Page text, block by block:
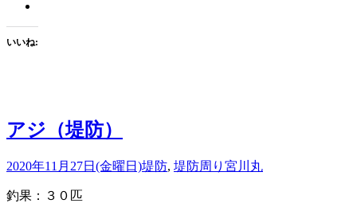
いいね:
アジ（堤防）
2020年11月27日(金曜日)堤防, 堤防周り 宮川丸
釣果：３０匹